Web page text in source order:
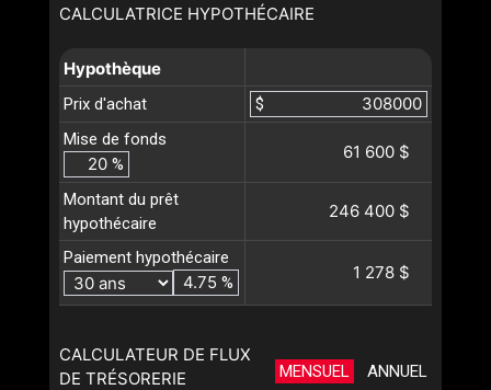
CALCULATRICE HYPOTHÉCAIRE
Hypothèque
Prix d'achat
$
Mise de fonds
%
61 600 $
Montant du prêt
hypothécaire
246 400 $
Paiement hypothécaire
%
1 278 $
CALCULATEUR DE FLUX
DE TRÉSORERIE
MENSUEL ANNUEL